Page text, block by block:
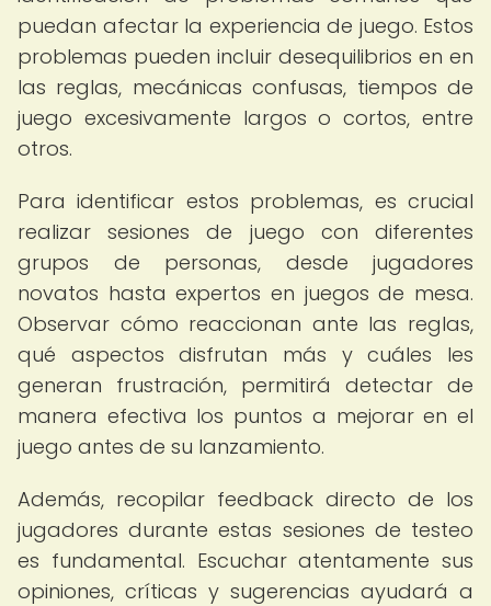
puedan afectar la experiencia de juego. Estos
problemas pueden incluir desequilibrios en en
las reglas, mecánicas confusas, tiempos de
juego excesivamente largos o cortos, entre
otros.
Para identificar estos problemas, es crucial
realizar sesiones de juego con diferentes
grupos de personas, desde jugadores
novatos hasta expertos en juegos de mesa.
Observar cómo reaccionan ante las reglas,
qué aspectos disfrutan más y cuáles les
generan frustración, permitirá detectar de
manera efectiva los puntos a mejorar en el
juego antes de su lanzamiento.
Además, recopilar feedback directo de los
jugadores durante estas sesiones de testeo
es fundamental. Escuchar atentamente sus
opiniones, críticas y sugerencias ayudará a